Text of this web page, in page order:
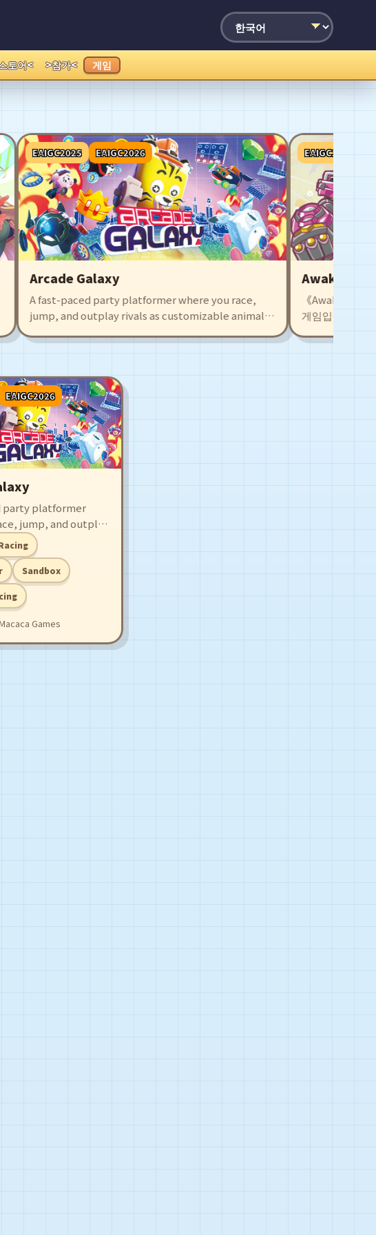
토어< >참가< 게임
EAIGC2025 EAIGC2026
Arcade Galaxy
A fast-paced party platformer where you race,
jump, and outplay rivals as customizable animal
Cubs. Create and share your own levels with an
intuitive editor, or tackle hundreds of player-
surprises.
EAIGC2025
Awaking
《Awaking
게임입니다. 몽유
터빈을 가동하고
계를 구하세요!
EAIGC2026
party platformer
jump, and outplay
animal
share your own
intuitive editor, or
of player-made
traps, boosts, and
Sandbox
Games